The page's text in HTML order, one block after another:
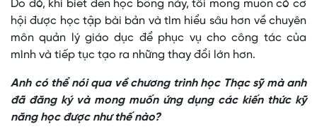
Do đó, khi biết đến học bổng này, tôi mong muốn có cơ
hội được học tập bài bản và tìm hiểu sâu hơn về chuyên
môn quản lý giáo dục để phục vụ cho công tác của
mình và tiếp tục tạo ra những thay đổi lớn hơn.
Anh có thể nói qua về chương trình học Thạc sỹ mà anh
đã đăng ký và mong muốn ứng dụng các kiến thức kỹ
năng học được như thế nào?